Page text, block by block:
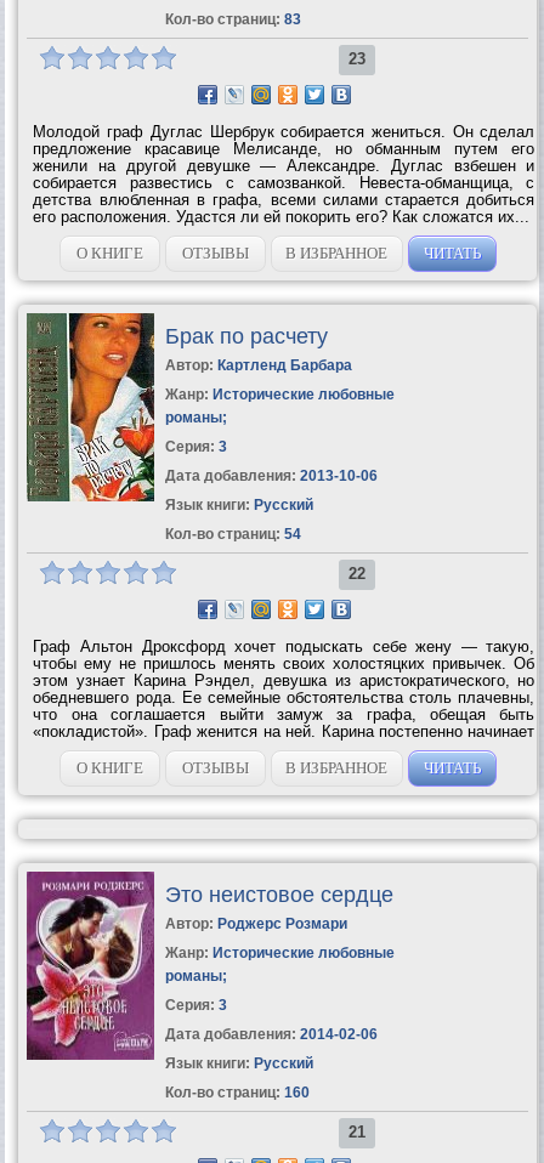
Кол-во страниц: 83
23
Молодой граф Дуглас Шербрук собирается жениться. Он сделал
предложение красавице Мелисанде, но обманным путем его
женили на другой девушке — Александре. Дуглас взбешен и
собирается развестись с самозванкой. Невеста-обманщица, с
детства влюбленная в графа, всеми силами старается добиться
его расположения. Удастся ли ей покорить его? Как сложатся их...
О КНИГЕ
ОТЗЫВЫ В ИЗБРАННОЕ ЧИТАТЬ
Брак по расчету
Автор: Картленд Барбара
Жанр: Исторические любовные
романы;
Серия: 3
Дата добавления: 2013-10-06
Язык книги: Русский
Кол-во страниц: 54
22
Граф Альтон Дроксфорд хочет подыскать себе жену — такую,
чтобы ему не пришлось менять своих холостяцких привычек. Об
этом узнает Карина Рэндел, девушка из аристократического, но
обедневшего рода. Ее семейные обстоятельства столь плачевны,
что она соглашается выйти замуж за графа, обещая быть
«покладистой». Граф женится на ней. Карина постепенно начинает
по-настоящему влюбляться в своего мужа, и ее мучает...
О КНИГЕ
ОТЗЫВЫ В ИЗБРАННОЕ ЧИТАТЬ
Это неистовое сердце
Автор: Роджерс Розмари
Жанр: Исторические любовные
романы;
Серия: 3
Дата добавления: 2014-02-06
Язык книги: Русский
Кол-во страниц: 160
21